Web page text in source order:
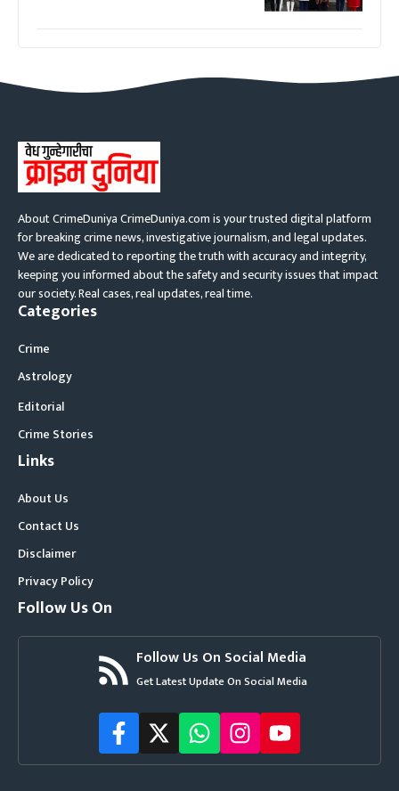
About CrimeDuniya CrimeDuniya.com is your trusted digital platform
for breaking crime news, investigative journalism, and legal updates.
We are dedicated to reporting the truth with accuracy and integrity,
keeping you informed about the safety and security issues that impact
our society. Real cases, real updates, real time.
Categories
Crime
Astrology
Editorial
Crime Stories
Links
About Us
Contact Us
Disclaimer
Privacy Policy
Follow Us On
Follow Us On Social Media
Get Latest Update On Social Media